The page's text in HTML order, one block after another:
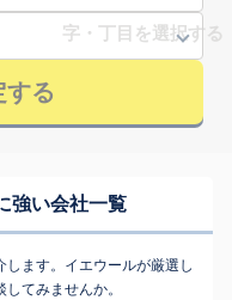
する
強い会社一覧
ます。イエウールが厳選し
てみませんか。